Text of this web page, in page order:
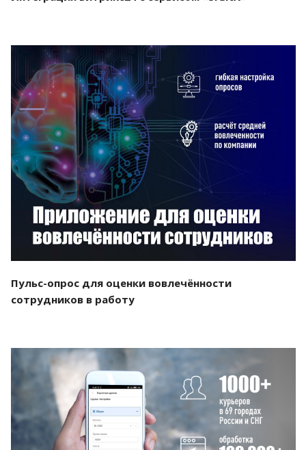
Смотреть проект
Пульс-опрос для оценки вовлечённости
сотрудников в работу